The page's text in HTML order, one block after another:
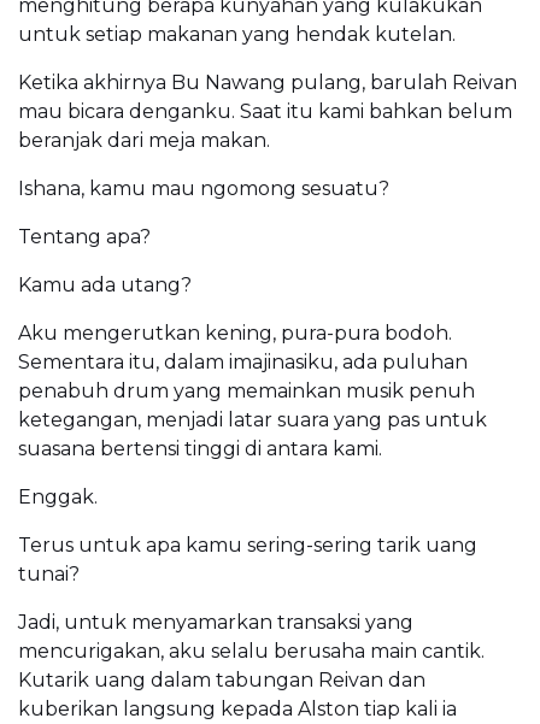
menghitung berapa kunyahan yang kulakukan
untuk setiap makanan yang hendak kutelan.
Ketika akhirnya Bu Nawang pulang, barulah Reivan
mau bicara denganku. Saat itu kami bahkan belum
beranjak dari meja makan.
Ishana, kamu mau ngomong sesuatu?
Tentang apa?
Kamu ada utang?
Aku mengerutkan kening, pura-pura bodoh.
Sementara itu, dalam imajinasiku, ada puluhan
penabuh drum yang memainkan musik penuh
ketegangan, menjadi latar suara yang pas untuk
suasana bertensi tinggi di antara kami.
Enggak.
Terus untuk apa kamu sering-sering tarik uang
tunai?
Jadi, untuk menyamarkan transaksi yang
mencurigakan, aku selalu berusaha main cantik.
Kutarik uang dalam tabungan Reivan dan
kuberikan langsung kepada Alston tiap kali ia